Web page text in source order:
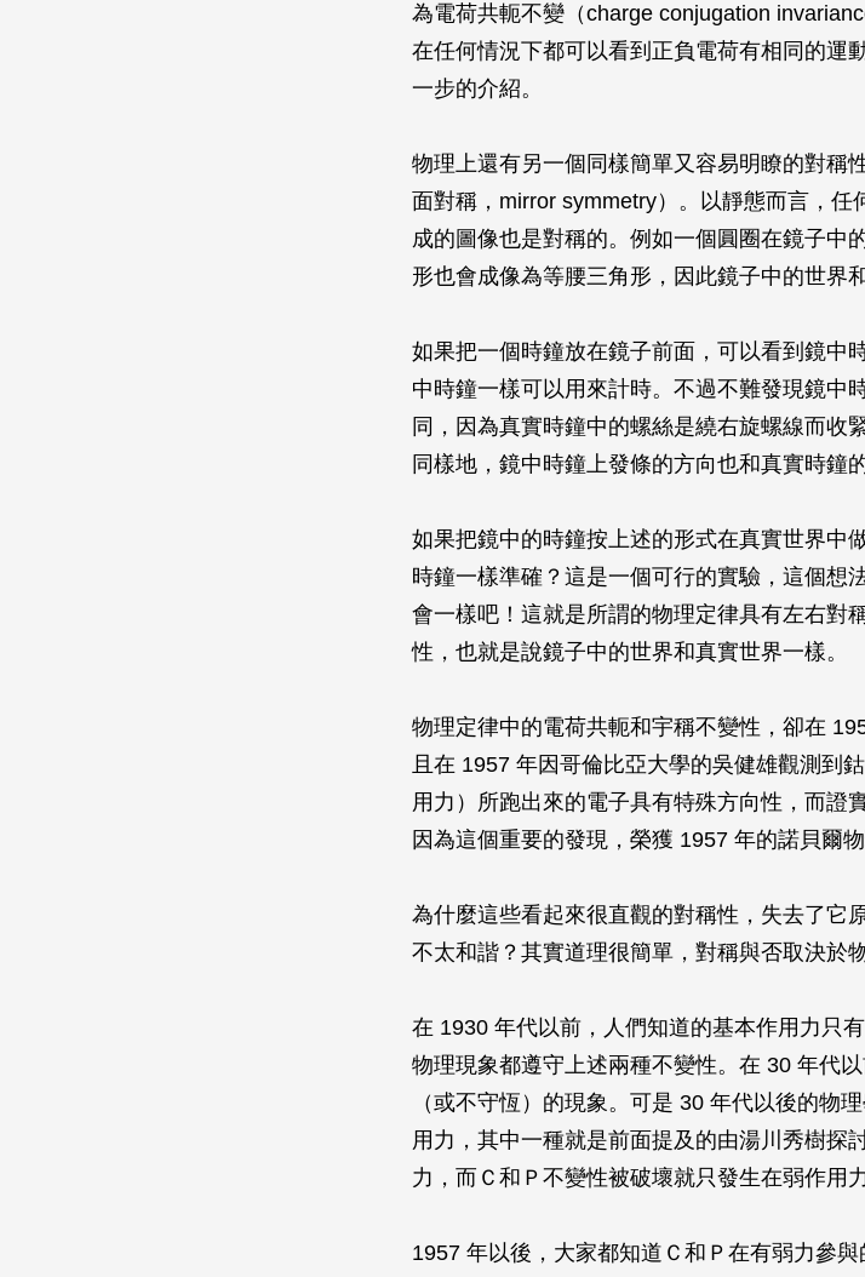
為電荷共軛不變（charge conjugation
在任何情況下都可以看到正負電荷有相同的運
一步的介紹。
物理上還有另一個同樣簡單又容易明瞭的對稱
面對稱，mirror symmetry）。以靜態而言，
成的圖像也是對稱的。例如一個圓圈在鏡子中
形也會成像為等腰三角形，因此鏡子中的世界
如果把一個時鐘放在鏡子前面，可以看到鏡中
中時鐘一樣可以用來計時。不過不難發現鏡中
同，因為真實時鐘中的螺絲是繞右旋螺線而收
同樣地，鏡中時鐘上發條的方向也和真實時鐘
如果把鏡中的時鐘按上述的形式在真實世界中
時鐘一樣準確？這是一個可行的實驗，這個想
會一樣吧！這就是所謂的物理定律具有左右對
性，也就是說鏡子中的世界和真實世界一樣。
物理定律中的電荷共軛和宇稱不變性，卻在
且在 1957 年因哥倫比亞大學的吳健雄觀測到
用力）所跑出來的電子具有特殊方向性，而證
因為這個重要的發現，榮獲 1957 年的諾貝爾物
為什麼這些看起來很直觀的對稱性，失去了它
不太和諧？其實道理很簡單，對稱與否取決於
在 1930 年代以前，人們知道的基本作用力只
物理現象都遵守上述兩種不變性。在 30 年代
（或不守恆）的現象。可是 30 年代以後的物
用力，其中一種就是前面提及的由湯川秀樹探
力，而Ｃ和Ｐ不變性被破壞就只發生在弱作用力
1957 年以後，大家都知道Ｃ和Ｐ在有弱力參